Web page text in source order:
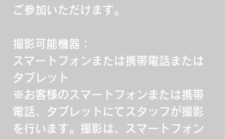
ご参加いただけます。
撮影可能機器：
スマートフォンまたは携帯電話または
タブレット
※お客様のスマートフォンまたは携帯
電話、タブレットにてスタッフが撮影
を行います。撮影は、スマートフォン